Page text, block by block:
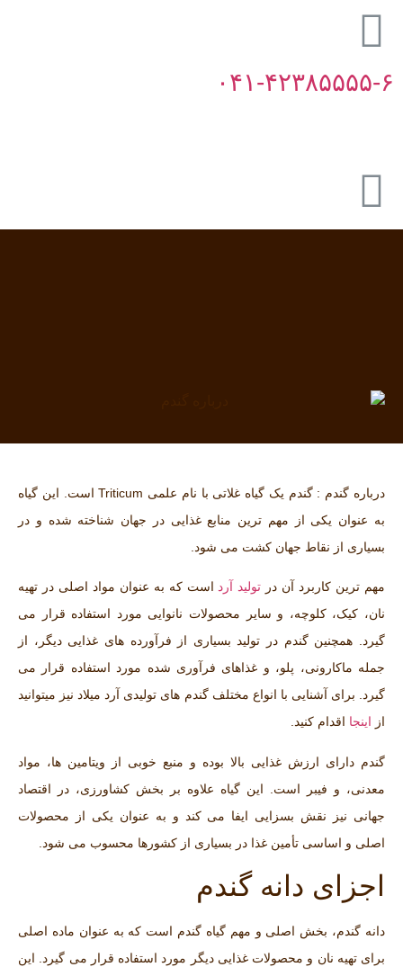
۰۴۱-۴۲۳۸۵۵۵۵-۶
درباره گندم : گندم یک گیاه غلاتی با نام علمی Triticum است. این گیاه
به عنوان یکی از مهم‌ ترین منابع غذایی در جهان شناخته شده و در
بسیاری از نقاط جهان کشت می‌ شود.
مهم ترین کاربرد آن در تولید آرداست که به عنوان مواد اصلی در تهیه
نان، کیک، کلوچه، و سایر محصولات نانوایی مورد استفاده قرار می
گیرد. همچنین گندم در تولید بسیاری از فرآورده‌ های غذایی دیگر، از
جمله ماکارونی، پلو، و غذاهای فرآوری شده مورد استفاده قرار می‌
گیرد. برای آشنایی با انواع مختلف گندم های تولیدی آرد میلاد نیز میتوانید
از اینجا اقدام کنید.
گندم دارای ارزش غذایی بالا بوده و منبع خوبی از ویتامین ‌ها، مواد
معدنی، و فیبر است. این گیاه علاوه بر بخش کشاورزی، در اقتصاد
جهانی نیز نقش بسزایی ایفا می‌ کند و به عنوان یکی از محصولات
اصلی و اساسی تأمین غذا در بسیاری از کشورها محسوب می‌ شود.
اجزای دانه گندم
دانه گندم، بخش اصلی و مهم گیاه گندم است که به عنوان ماده اصلی
برای تهیه نان و محصولات غذایی دیگر مورد استفاده قرار می گیرد. این